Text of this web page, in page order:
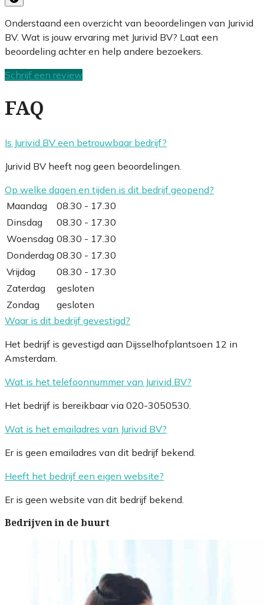
Onderstaand een overzicht van beoordelingen van Jurivid
BV. Wat is jouw ervaring met Jurivid BV? Laat een
beoordeling achter en help andere bezoekers.
Schrijf een review
FAQ
Is Jurivid BV een betrouwbaar bedrijf?
Jurivid BV heeft nog geen beoordelingen.
Op welke dagen en tijden is dit bedrijf geopend?
Maandag
08.30 - 17.30
Dinsdag
08.30 - 17.30
Woensdag 08.30 - 17.30
Donderdag 08.30 - 17.30
Vrijdag
08.30 - 17.30
Zaterdag
gesloten
Zondag
gesloten
Waar is dit bedrijf gevestigd?
Het bedrijf is gevestigd aan Dijsselhofplantsoen 12 in
Amsterdam.
Wat is het telefoonnummer van Jurivid BV?
Het bedrijf is bereikbaar via 020-3050530.
Wat is het emailadres van Jurivid BV?
Er is geen emailadres van dit bedrijf bekend.
Heeft het bedrijf een eigen website?
Er is geen website van dit bedrijf bekend.
Bedrijven in de buurt